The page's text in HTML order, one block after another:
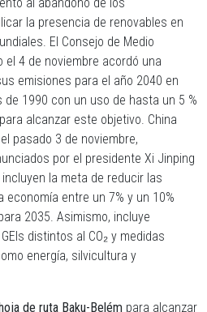
la presencia de renovables en
. El Consejo de Medio
el 4 de noviembre acordó una
emisiones para el año 2040 en
1990 con un uso de hasta un 5 %
alcanzar este objetivo. China
pasado 3 de noviembre,
por el presidente Xi Jinping
la meta de reducir las
economía entre un 7% y un 10%
2035. Asimismo, incluye
distintos al CO₂ y medidas
energía, silvicultura y
de ruta Baku-Belém para alcanzar